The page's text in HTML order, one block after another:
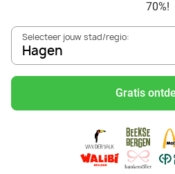
70%!
Selecteer jouw stad/regio:
Hagen
Gratis
In die Sauna in Hagen und
Tagesausflug zum Movie Park
Hagen aus
Frühstück & Mittagessen in
Reise von Hagen aus und erlebe
im Freizeitpark Europa-Park
Besuche das Phantasialand von
einen phantastischen
Sushi schlemmen in Hagen